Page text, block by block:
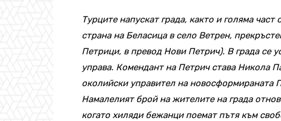
Турците напускат града, както и голяма
страна на Беласица в село Ветрен,
Петрици, в превод Нови Петрич). В града се
управа. Комендант на Петрич става Никола
околийски управител на новосформираната
Намалелият брой на жителите на града
когато хиляди бежанци поемат пътя към